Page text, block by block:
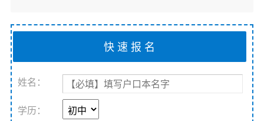
姓名：
学历：